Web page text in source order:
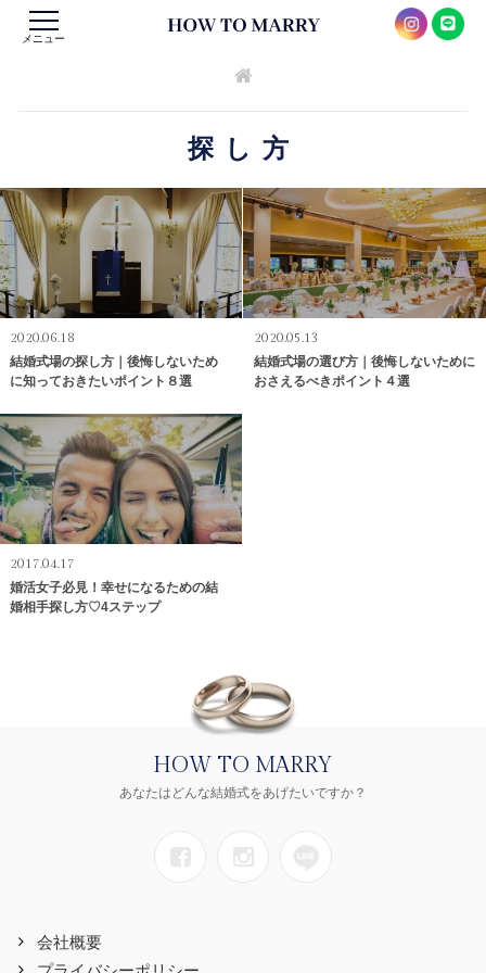
メニュー
探し方
2020.06.18
結婚式場の探し方｜後悔しないため
に知っておきたいポイント８選
2020.05.13
結婚式場の選び方｜後悔しないために
おさえるべきポイント４選
2017.04.17
婚活女子必見！幸せになるための結
婚相手探し方♡4ステップ
HOW TO MARRY
あなたはどんな結婚式をあげたいですか？
会社概要